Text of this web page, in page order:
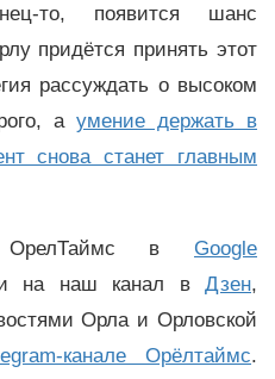
то, появится шанс
придётся принять этот
рассуждать о высоком
а умение держать в
снова станет главным
ОрелТаймс в Google
на наш канал вДзен,
Орла и Орловской
канале Орёлтаймс.